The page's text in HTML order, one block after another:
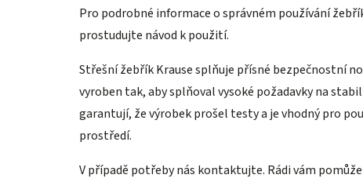
Pro podrobné informace o správném používání
prostudujte návod k použití.
Střešní žebřík Krause splňuje přísné bezpečnostní
vyroben tak, aby splňoval vysoké požadavky na
garantují, že výrobek prošel testy a je vhodný pro
prostředí.
V případě potřeby nás kontaktujte. Rádi vám